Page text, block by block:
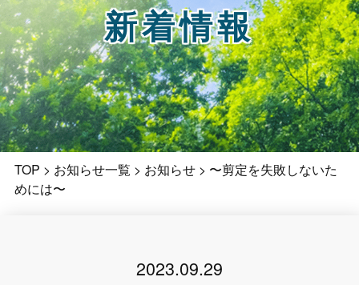
新着情報
TOP > お知らせ一覧 > お知らせ> 〜剪定を失敗しないた
めには〜
2023.09.29